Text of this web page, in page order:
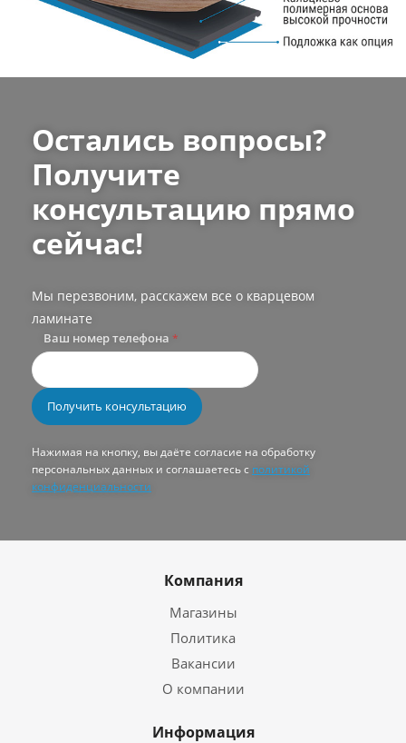
Остались вопросы?
Получите
консультацию прямо
сейчас!
Мы перезвоним, расскажем все о кварцевом
ламинате
Ваш номер телефона *
Нажимая на кнопку, вы даёте согласие на обработку
персональных данных и соглашаетесь с политикой
конфиденциальности
Компания
Магазины
Политика
Вакансии
О компании
Информация